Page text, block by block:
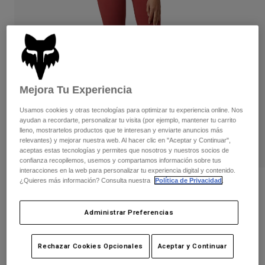
Pantalones largos
Pantalones cortos
Chaquetas y chalecos
Guantes
Protecciones
Gafas de protección
Calcetines
Accesorios
Recambios
Guantes
Gafas de protección
Calcetines
Mochilas y accesorios
Recambios
Ver todo
Mujer
Camisetas y tops
Sudaderas
Chaquetas
Pantalones
Camisas
Ver todo
Niños
Calcetines
Ver todo
Moto
Cascos
Camisetas
Pantalones
Guantes
Opiniones
Mallas para Mujer Boundary
N.º de artículo28693-371-XS
Price reduced from
49,99 €to25,00 €
Mejora Tu Experiencia
Usamos cookies y otras tecnologías para optimizar tu experiencia online. Nos
ayudan a recordarte, personalizar tu visita (por ejemplo, mantener tu carrito
lleno, mostrartelos productos que te interesan y enviarte anuncios más
relevantes) y mejorar nuestra web. Al hacer clic en "Aceptar y Continuar",
aceptas estas tecnologías y permites que nosotros y nuestros socios de
confianza recopilemos, usemos y compartamos información sobre tus
interacciones en la web para personalizar tu experiencia digital y contenido.
¿Quieres más información? Consulta nuestra
Política de Privacidad
Administrar Preferencias
Rechazar Cookies Opcionales Aceptar y Continuar